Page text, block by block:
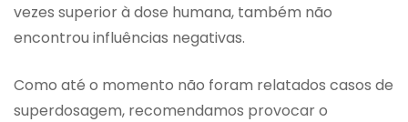
vezes superior à dose humana, também não
encontrou influências negativas.
Como até o momento não foram relatados casos de
superdosagem, recomendamos provocar o